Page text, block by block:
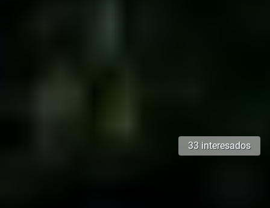
33 interesados